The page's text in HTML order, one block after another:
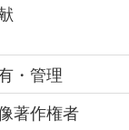
・管理
著作権者